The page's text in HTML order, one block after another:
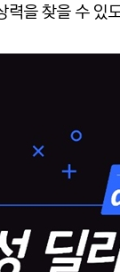
을 찾을 수 있